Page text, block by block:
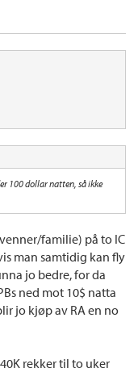
100 dollar natten, så ikke
familie) på to IC
man samtidig kan fly
jo bedre, for da
ned mot 10$ natta
jo kjøp av RA en no
rekker til to uker